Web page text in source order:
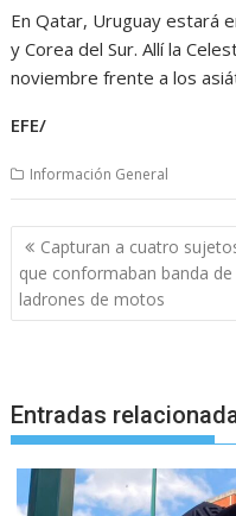
En Qatar, Uruguay estará
y Corea del Sur. Allí la
noviembre frente a los
EFE/
Información General
Navegación
de
entradas
Capturan a cuatro
que conformaban banda de
ladrones de motos
Entradas